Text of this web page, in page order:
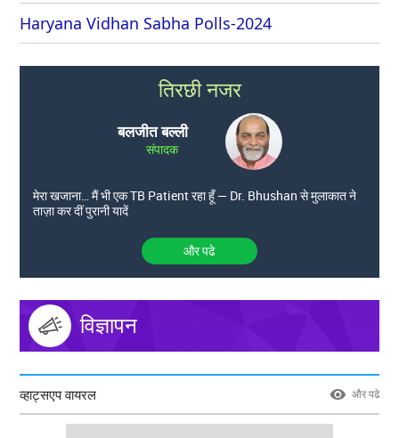
Haryana Vidhan Sabha Polls-2024
तिरछी नजर
बलजीत बल्ली
संपादक
मेरा खजाना… मैं भी एक TB Patient रहा हूँ — Dr. Bhushan से मुलाकात ने
ताज़ा कर दीं पुरानी यादें
और पढे
विज्ञापन
व्हाट्सएप वायरल और पढे